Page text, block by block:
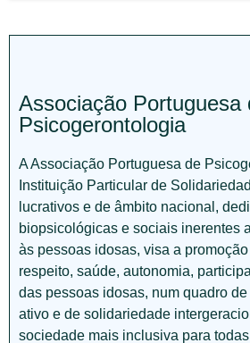
Associação Portuguesa
Psicogerontologia
A Associação Portuguesa de
Instituição Particular de
lucrativos e de âmbito nacional,
biopsicológicas e sociais inerentes
às pessoas idosas, visa a
respeito, saúde, autonomia,
das pessoas idosas, num quadro
ativo e de solidariedade
sociedade mais inclusiva para